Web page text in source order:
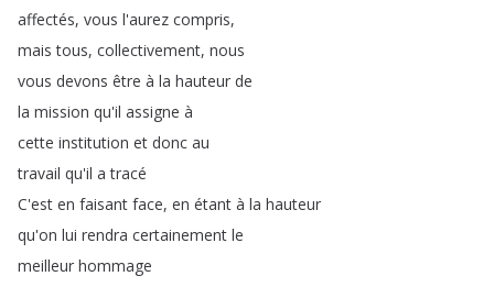
affectés, vous l'aurez compris,
mais tous, collectivement, nous
vous devons être à la hauteur de
la mission qu'il assigne à
cette institution et donc au
travail qu'il a tracé
C'est en faisant face, en étant à la hauteur
qu'on lui rendra certainement le
meilleur hommage